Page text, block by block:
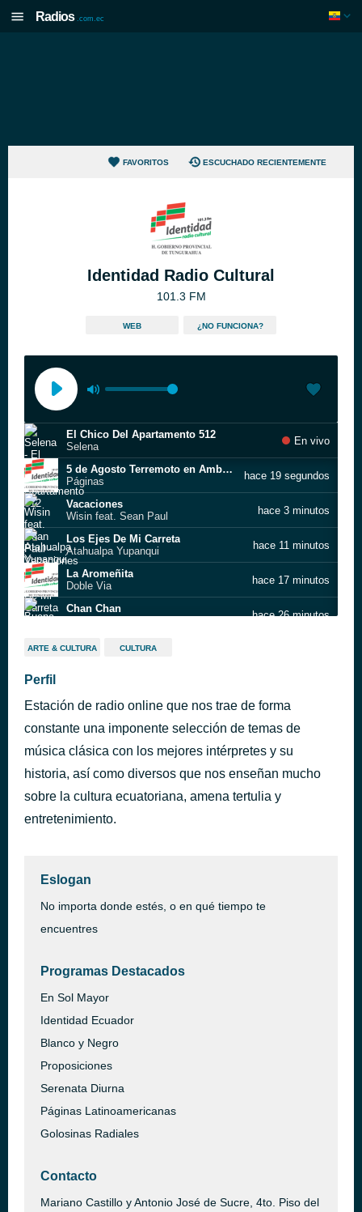
Radios .com.ec
FAVORITOS ESCUCHADO RECIENTEMENTE
Identidad Radio Cultural
101.3 FM
WEB ¿NO FUNCIONA?
El Chico Del Apartamento 512
Selena
En vivo
5 de Agosto Terremoto en Ambato6
Páginas
hace 19 segundos
Vacaciones
Wisin feat. Sean Paul
hace 3 minutos
Los Ejes De Mi Carreta
Atahualpa Yupanqui
hace 11 minutos
La Aromeñita
Doble Via
hace 17 minutos
Chan Chan
hace 26 minutos
Vidala de la copla
Ojos De Cielo
Abel Pintos
TELEFONOS 2019 (1)
hace 45 minutos
ARTE & CULTURA CULTURA
Perfil
Estación de radio online que nos trae de forma
constante una imponente selección de temas de
música clásica con los mejores intérpretes y su
historia, así como diversos que nos enseñan mucho
sobre la cultura ecuatoriana, amena tertulia y
entretenimiento.
Eslogan
No importa donde estés, o en qué tiempo te
encuentres
Programas Destacados
En Sol Mayor
Identidad Ecuador
Blanco y Negro
Proposiciones
Serenata Diurna
Páginas Latinoamericanas
Golosinas Radiales
Contacto
Mariano Castillo y Antonio José de Sucre, 4to. Piso del